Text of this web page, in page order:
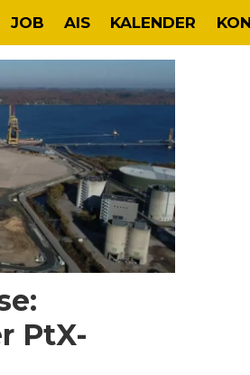
JOB AIS KALENDER
PtX-